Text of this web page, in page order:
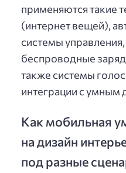
применяются такие
(интернет вещей),
системы
беспроводные
также системы
интеграции с умным
Как мобильная
на дизайн
под разные